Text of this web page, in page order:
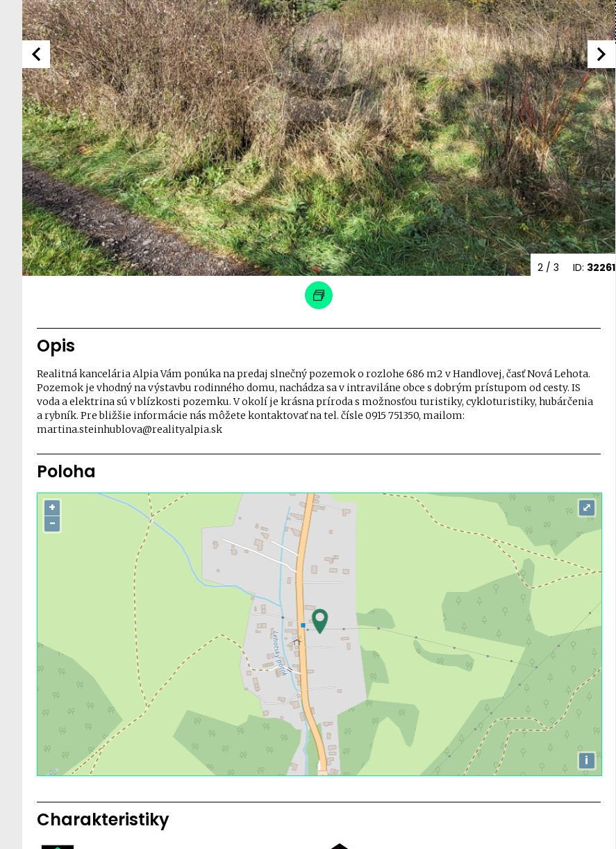
ID: 32261
2/ 3
Opis
Realitná kancelária Alpia Vám ponúka na predaj slnečný pozemok o rozlohe 686 m2 v Handlovej, časť Nová Lehota.
Pozemok je vhodný na výstavbu rodinného domu, nachádza sa v intraviláne obce s dobrým prístupom od cesty. IS
voda a elektrina sú v blízkosti pozemku. V okolí je krásna príroda s možnosťou turistiky, cykloturistiky, hubárčenia
a rybník. Pre bližšie informácie nás môžete kontaktovať na tel. čísle 0915 751350, mailom:
martina.steinhublova@realityalpia.sk
Poloha
+
−
i
⤢
Charakteristiky